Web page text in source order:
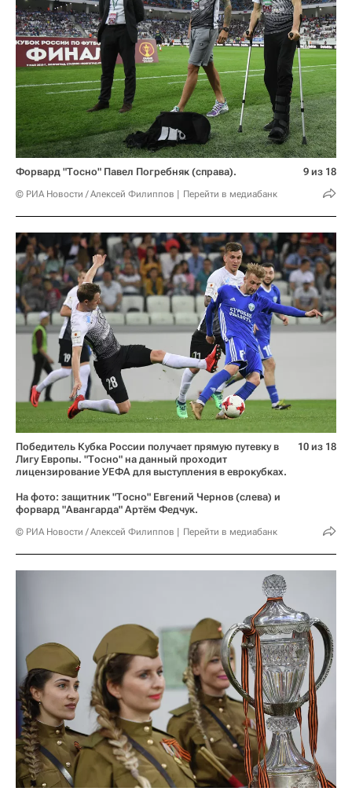
Форвард "Тосно" Павел Погребняк (справа).
© РИА Новости / Алексей Филиппов Перейти в медиабанк
9 из 18
Победитель Кубка России получает прямую путевку в
Лигу Европы. "Тосно" на данный проходит
лицензирование УЕФА для выступления в еврокубках.
На фото: защитник "Тосно" Евгений Чернов (слева) и
форвард "Авангарда" Артём Федчук.
© РИА Новости / Алексей Филиппов Перейти в медиабанк
10 из 18